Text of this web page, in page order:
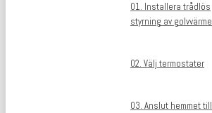
01. Installera trådlös
styrning av golvvärme
02. Välj termostater
03. Anslut hemmet till